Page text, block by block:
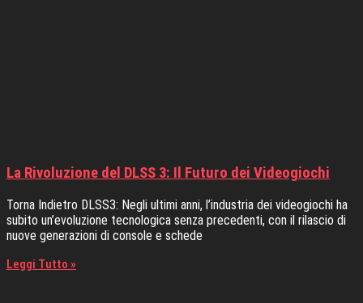
La Rivoluzione del DLSS 3: Il Futuro dei Videogiochi
Torna Indietro DLSS3: Negli ultimi anni, l’industria dei videogiochi ha
subito un’evoluzione tecnologica senza precedenti, con il rilascio di
nuove generazioni di console e schede
Leggi Tutto »